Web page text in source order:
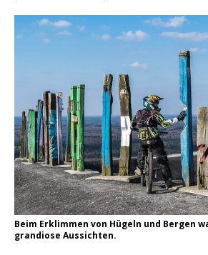
Beim Erklimmen von Hügeln und Bergen
grandiose Aussichten.